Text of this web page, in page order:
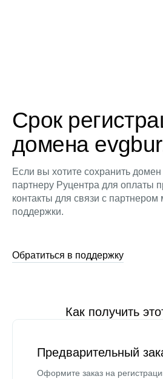
Срок
домена
Если вы хотите сохранить
партнеру Руцентра для оплаты
контакты для связи с
поддержки.
Обратиться в поддержку
Как получить
Предварительный
Оформите заказ на